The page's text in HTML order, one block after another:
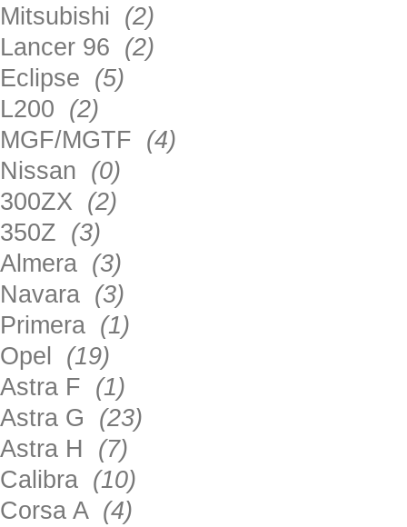
Mitsubishi (2)
Lancer 96 (2)
Eclipse (5)
L200 (2)
MGF/MGTF (4)
Nissan (0)
300ZX (2)
350Z (3)
Almera (3)
Navara (3)
Primera (1)
Opel (19)
Astra F (1)
Astra G (23)
Astra H (7)
Calibra (10)
Corsa A (4)